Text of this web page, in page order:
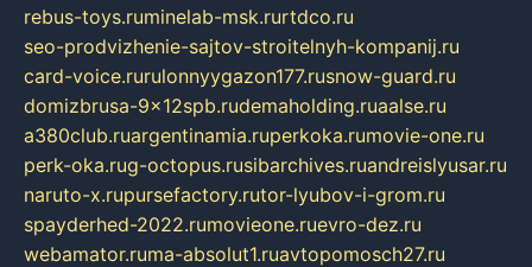
rebus-toys.ruminelab-msk.rurtdco.ru
seo-prodvizhenie-sajtov-stroitelnyh-kompanij.ru
card-voice.rurulonnyygazon177.rusnow-guard.ru
domizbrusa-9x12spb.rudemaholding.ruaalse.ru
a380club.ruargentinamia.ruperkoka.rumovie-one.ru
perk-oka.rug-octopus.rusibarchives.ruandreislyusar.ru
naruto-x.rupursefactory.rutor-lyubov-i-grom.ru
spayderhed-2022.rumovieone.ruevro-dez.ru
webamator.ruma-absolut1.ruavtopomosch27.ru